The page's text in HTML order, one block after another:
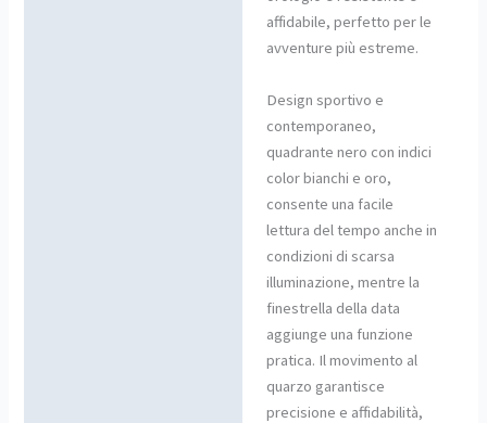
affidabile, perfetto per le
avventure più estreme.
Design sportivo e
contemporaneo,
quadrante nero con indici
color bianchi e oro,
consente una facile
lettura del tempo anche in
condizioni di scarsa
illuminazione, mentre la
finestrella della data
aggiunge una funzione
pratica. Il movimento al
quarzo garantisce
precisione e affidabilità,